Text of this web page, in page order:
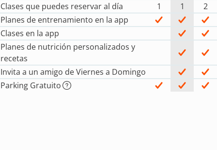
Clases que puedes reservar al día
1 1
2
Planes de entrenamiento en la app
Clases en la app
Planes de nutrición personalizados y
recetas
Invita a un amigo de Viernes a Domingo
Parking Gratuito